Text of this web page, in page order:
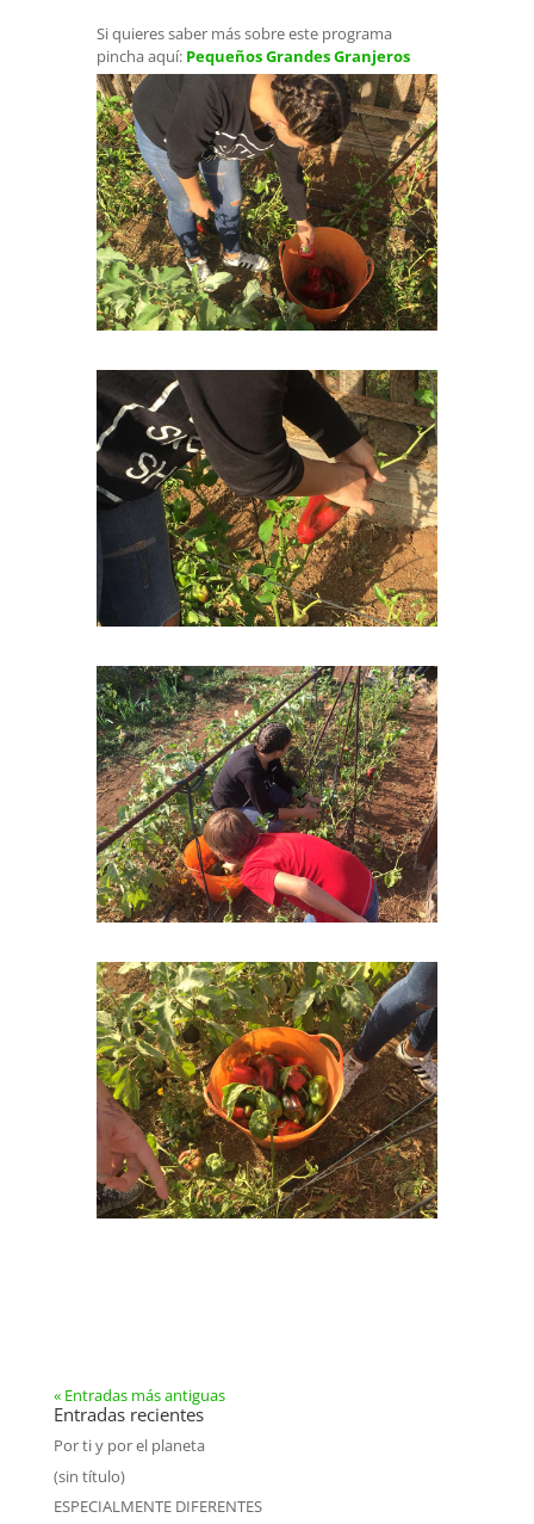
Si quieres saber más sobre este programa
pincha aquí: Pequeños Grandes Granjeros
« Entradas más antiguas
Entradas recientes
Por ti y por el planeta
(sin título)
ESPECIALMENTE DIFERENTES